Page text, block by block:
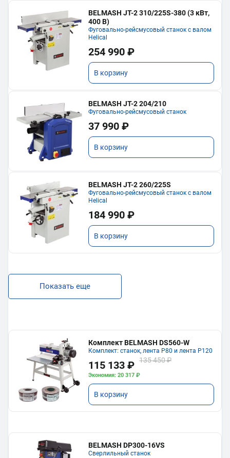
BELMASH JT-2 310/225S-380 (3 кВт,
400 В)
Фуговально-рейсмусовый станок с валом
Helical
254 990 ₽
В корзину
BELMASH JT-2 204/210
Фуговально-рейсмусовый станок
37 990 ₽
В корзину
BELMASH JT-2 260/225S
Фуговально-рейсмусовый станок с валом
Helical
184 990 ₽
В корзину
Показать еще
Комплект BELMASH DS560-W
Комплект: станок, лента P80 и лента P120
115 133 ₽ 135 450 ₽
Экономия: 20 317 ₽
В корзину
BELMASH DP300-16VS
Сверлильный станок